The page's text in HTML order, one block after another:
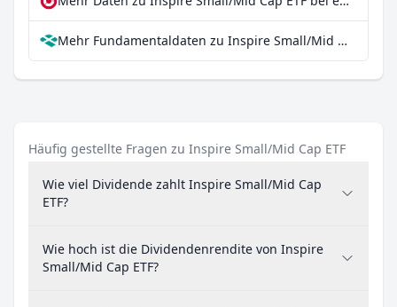
Mehr Fundamentaldaten zu Inspire Small/Mid Cap ETF bei Parqet
Häufig gestellte Fragen zu Inspire Small/Mid Cap ETF
Wie viel Dividende zahlt Inspire Small/Mid Cap
ETF?
Wie hoch ist die Dividendenrendite von Inspire
Small/Mid Cap ETF?